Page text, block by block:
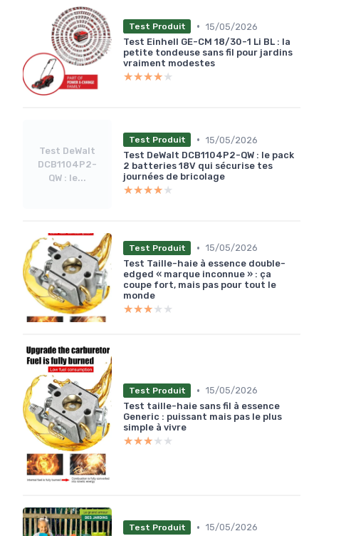
Test Produit • 15/05/2026
Test Einhell GE-CM 18/30-1 Li BL : la
petite tondeuse sans fil pour jardins
vraiment modestes
★★★★★
★★★★★
Test DeWalt
DCB1104P2-
QW : le...
Test Produit • 15/05/2026
Test DeWalt DCB1104P2-QW : le pack
2 batteries 18V qui sécurise tes
journées de bricolage
★★★★★
★★★★★
Test Produit • 15/05/2026
Test Taille-haie à essence double-
edged « marque inconnue » : ça
coupe fort, mais pas pour tout le
monde
★★★★★
★★★★★
Test Produit • 15/05/2026
Test taille-haie sans fil à essence
Generic : puissant mais pas le plus
simple à vivre
★★★★★
★★★★★
Test Produit • 15/05/2026